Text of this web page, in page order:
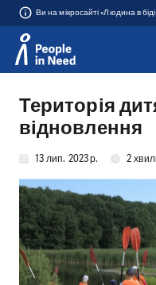
Ви на мікросайті «Людина в
Територія
відновлення
13 лип. 2023 р. 2